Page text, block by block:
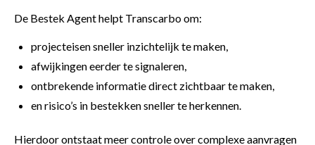
De Bestek Agent helpt Transcarbo om:
projecteisen sneller inzichtelijk te maken,
afwijkingen eerder te signaleren,
ontbrekende informatie direct zichtbaar te maken,
en risico’s in bestekken sneller te herkennen.
Hierdoor ontstaat meer controle over complexe aanvragen